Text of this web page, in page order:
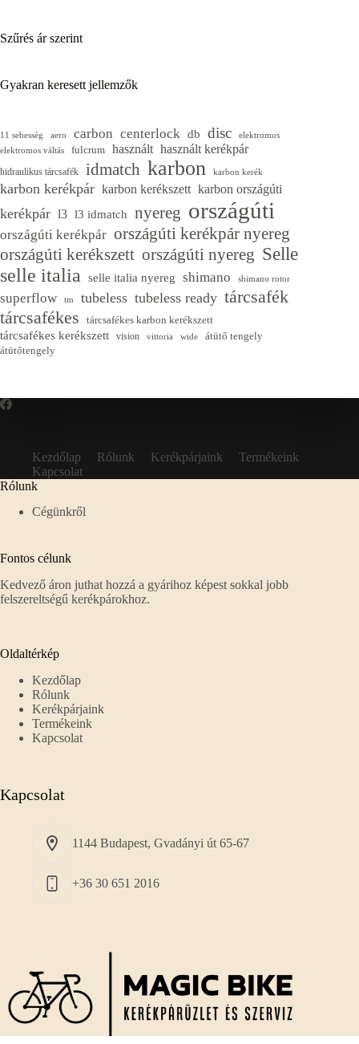
Szűrés ár szerint
Gyakran keresett jellemzők
11 sebesség aero carbon centerlock db disc
elektromos
elektromos váltás
fulcrum használt használt kerékpár
hidraulikus tárcsafék idmatch karbon karbon kerék
karbon kerékpár karbon kerékszett karbon országúti
kerékpár l3 l3 idmatch nyereg országúti
országúti kerékpár országúti kerékpár nyereg
országúti kerékszett országúti nyereg Selle
selle italia selle italia nyereg shimano shimano rotor
superflow tm tubeless tubeless ready tárcsafék
tárcsafékes
tárcsafékes karbon kerékszett
tárcsafékes kerékszett vision vittoria wide
átütő tengely
átütőtengely
Kezdőlap Rólunk Kerékpárjaink
Termékeink
Kapcsolat
Rólunk
Cégünkről
Fontos célunk
Kedvező áron juthat hozzá a gyárihoz képest sokkal jobb
felszereltségű kerékpárokhoz.
Oldaltérkép
Kezdőlap
Rólunk
Kerékpárjaink
Termékeink
Kapcsolat
Kapcsolat
1144 Budapest, Gvadányi út 65-67
+36 30 651 2016